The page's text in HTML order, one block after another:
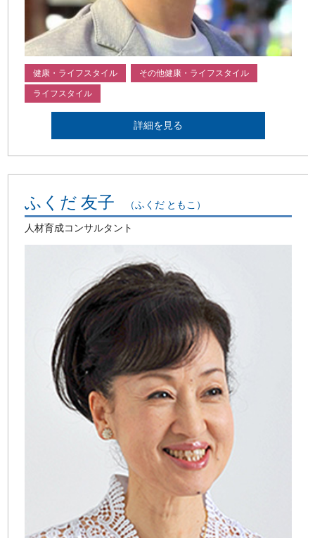
健康・ライフスタイル その他健康・ライフスタイル
ライフスタイル
詳細を見る
ふくだ 友子 （ふくだ ともこ）
人材育成コンサルタント